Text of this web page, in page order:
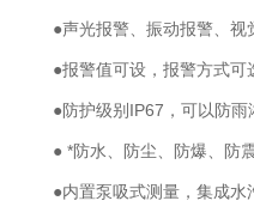
●声光报警、振动报警、
●报警值可设，报警方式
●防护级别IP67，可以防
● *防水、防尘、防爆、防
●内置泵吸式测量，集成